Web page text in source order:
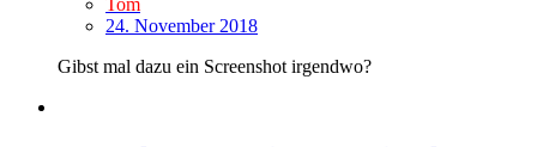
Tom
24. November 2018
Gibst mal dazu ein Screenshot irgendwo?